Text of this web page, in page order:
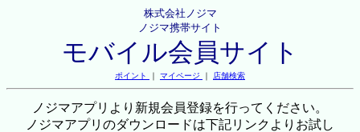
株式会社ノジマ
ノジマ携帯サイト
モバイル会員サイト
ポイント ｜ マイページ ｜ 店舗検索
ノジマアプリより新規会員登録を行ってください。
ノジマアプリのダウンロードは下記リンクよりお試し